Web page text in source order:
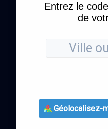
Entrez le
de
Géolocalisez-